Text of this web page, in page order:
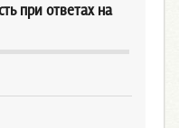
при ответах на